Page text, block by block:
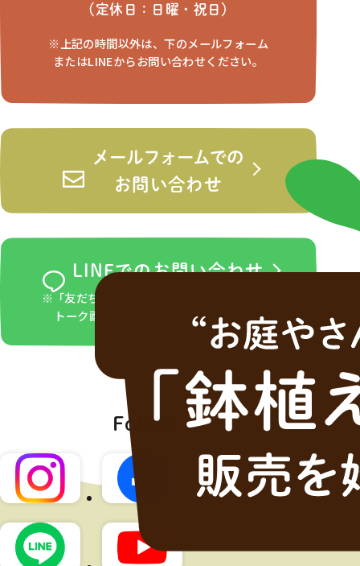
（定休日：日曜・祝日）
※上記の時間以外は、下のメールフォーム
またはLINEからお問い合わせください。
メールフォームでの
お問い合わせ
LINEでのお問い合わせ
※「友だち追加」ボタンをタップ後、LINEの
トーク画面からお問い合わせください。
Follow us